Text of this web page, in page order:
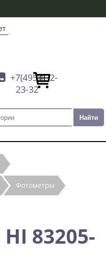
+7(495)132-
23-32
Фотометры
83205-